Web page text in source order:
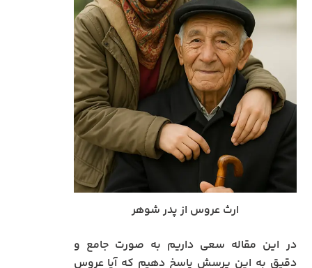
ارث عروس از پدر شوهر
در این مقاله سعی داریم به صورت جامع و
دقیق به این پرسش پاسخ دهیم که آیا عروس